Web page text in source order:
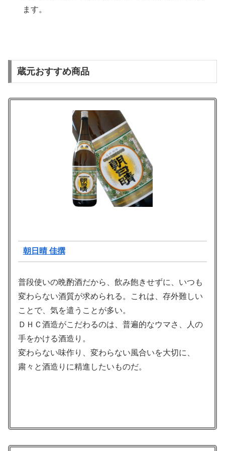
ます。
蔵元おすすめ商品
朝日晴 佳撰
普段使いの晩酌酒だから、飲み飽きせずに、いつも
変わらない酒質が求められる。これは、存外難しい
ことで、気を遣うことが多い。
ＤＨＣ酒造がこだわるのは、普遍的なウマさ、人の
手をかける酒造り。
変わらない味作り、変わらない風合いを大切に、
粛々と酒造りに精進したいものだ。